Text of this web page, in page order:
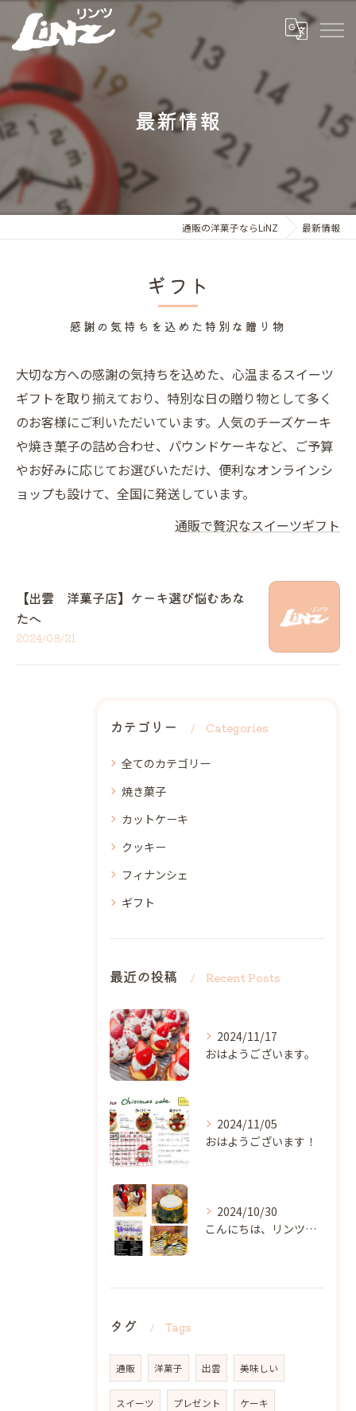
最新情報
通販の洋菓子ならLiNZ 最新情報
ギフト
感謝の気持ちを込めた特別な贈り物
大切な方への感謝の気持ちを込めた、心温まるスイーツ
ギフトを取り揃えており、特別な日の贈り物として多く
のお客様にご利いただいています。人気のチーズケーキ
や焼き菓子の詰め合わせ、パウンドケーキなど、ご予算
やお好みに応じてお選びいただけ、便利なオンラインシ
ョップも設けて、全国に発送しています。
通販で贅沢なスイーツギフト
【出雲 洋菓子店】ケーキ選び悩むあな
たへ
2024/08/21
カテゴリー Categories
全てのカテゴリー
焼き菓子
カットケーキ
クッキー
フィナンシェ
ギフト
最近の投稿 Recent Posts
2024/11/17
おはようございます。
2024/11/05
おはようございます！
2024/10/30
こんにちは、リンツです✨️
タグ Tags
通販 洋菓子 出雲 美味しい
スイーツ プレゼント ケーキ